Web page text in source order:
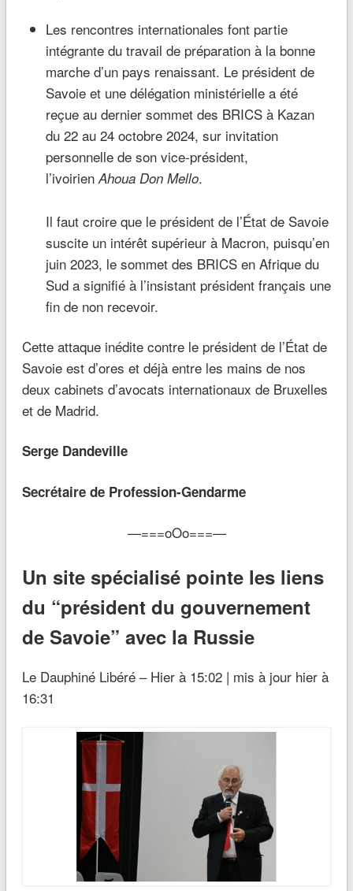
Les rencontres internationales font partie
intégrante du travail de préparation à la bonne
marche d’un pays renaissant. Le président de
Savoie et une délégation ministérielle a été
reçue au dernier sommet des BRICS à Kazan
du 22 au 24 octobre 2024, sur invitation
personnelle de son vice-président,
l’ivoirienAhoua Don Mello.
Il faut croire que le président de l’État de Savoie
suscite un intérêt supérieur à Macron, puisqu’en
juin 2023, le sommet des BRICS en Afrique du
Sud a signifié à l’insistant président français une
fin de non recevoir.
Cette attaque inédite contre le président de l’État de
Savoie est d’ores et déjà entre les mains de nos
deux cabinets d’avocats internationaux de Bruxelles
et de Madrid.
Serge Dandeville
Secrétaire de Profession-Gendarme
—===oOo===—
Un site spécialisé pointe les liens
du “président du gouvernement
de Savoie” avec la Russie
Le Dauphiné Libéré – Hier à 15:02 | mis à jour hier à
16:31